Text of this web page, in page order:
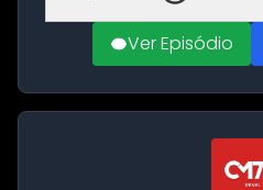
Ver Episódio